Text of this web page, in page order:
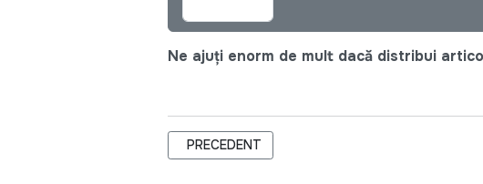
Ne ajuți enorm de mult dacă distribui
ARTICOL PRECEDENT: COMUNICAT DE PRESĂ
PRECEDENT